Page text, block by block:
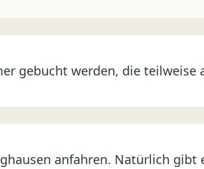
gebucht werden, die
anfahren. Natürlich gibt